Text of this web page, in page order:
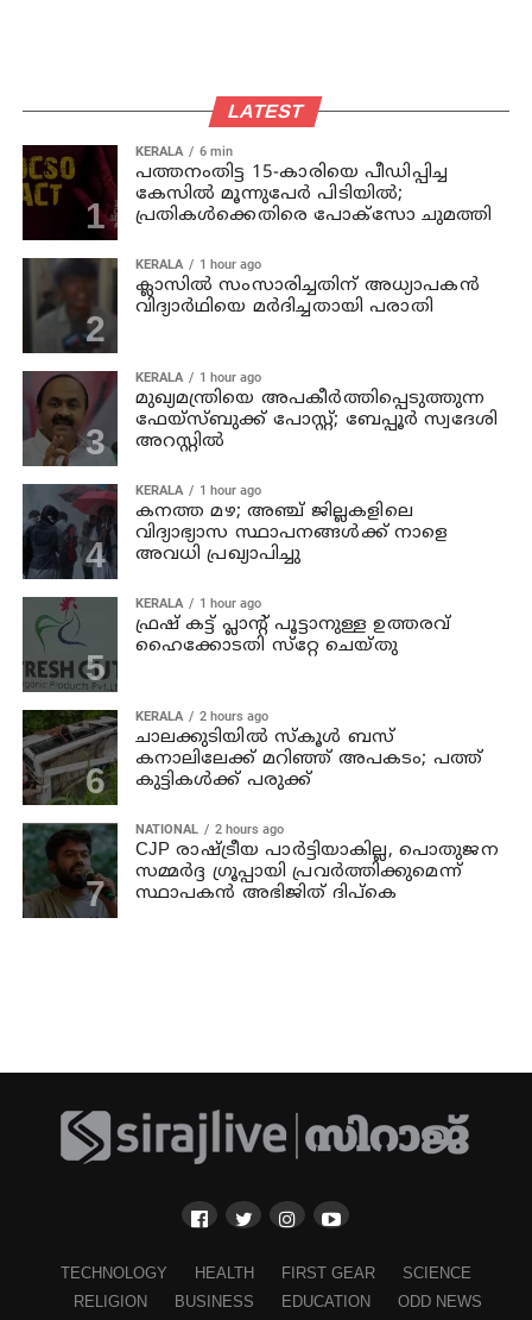
LATEST
KERALA 6 min
പത്തനംതിട്ട 15-കാരിയെ പീഡിപ്പിച്ച
കേസിൽ മൂന്നുപേർ പിടിയിൽ;
പ്രതികൾക്കെതിരെ പോക്സോ ചുമത്തി
KERALA 1 hour ago
ക്ലാസില്‍ സംസാരിച്ചതിന് അധ്യാപകന്‍
വിദ്യാര്‍ഥിയെ മര്‍ദിച്ചതായി പരാതി
KERALA 1 hour ago
മുഖ്യമന്ത്രിയെ അപകീർത്തിപ്പെടുത്തുന്ന
ഫേയ്സ്ബുക്ക് പോസ്റ്റ്; ബേപ്പൂർ സ്വദേശി
അറസ്റ്റിൽ
KERALA 1 hour ago
കനത്ത മഴ; അഞ്ച്‌ ജില്ലകളിലെ
വിദ്യാഭ്യാസ സ്ഥാപനങ്ങള്‍ക്ക് നാളെ
അവധി പ്രഖ്യാപിച്ചു
KERALA 1 hour ago
ഫ്രഷ് കട്ട് പ്ലാൻ്റ് പൂട്ടാനുള്ള ഉത്തരവ്
ഹൈക്കോടതി സ്‌റ്റേ ചെയ്തു
KERALA 2 hours ago
ചാലക്കുടിയില്‍ സ്‌കൂള്‍ ബസ്
കനാലിലേക്ക് മറിഞ്ഞ് അപകടം; പത്ത്
കുട്ടികള്‍ക്ക് പരുക്ക്
NATIONAL 2 hours ago
CJP രാഷ്ട്രീയ പാര്‍ട്ടിയാകില്ല, പൊതുജന
സമ്മർദ്ദ ഗ്രൂപ്പായി പ്രവർത്തിക്കുമെന്ന്
സ്ഥാപകൻ അഭിജിത് ദിപ്കെ
TECHNOLOGY HEALTH FIRST GEAR
SCIENCE
RELIGION
BUSINESS EDUCATION ODD NEWS